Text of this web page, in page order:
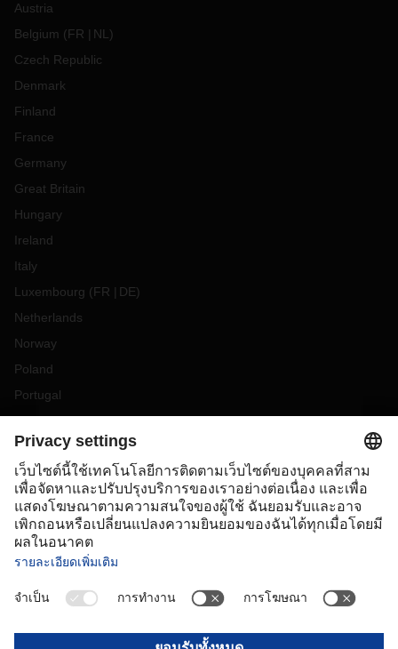
Austria
Belgium (FR NL )
Czech Republic
Denmark
Finland
France
Germany
Great Britain
Hungary
Ireland
Italy
Luxembourg (FR DE)
Netherlands
Norway
Poland
Portugal
Romania
Slovakia
Spain
Sweden
Switzerland(DE FR)
Turkey
OCEANIA